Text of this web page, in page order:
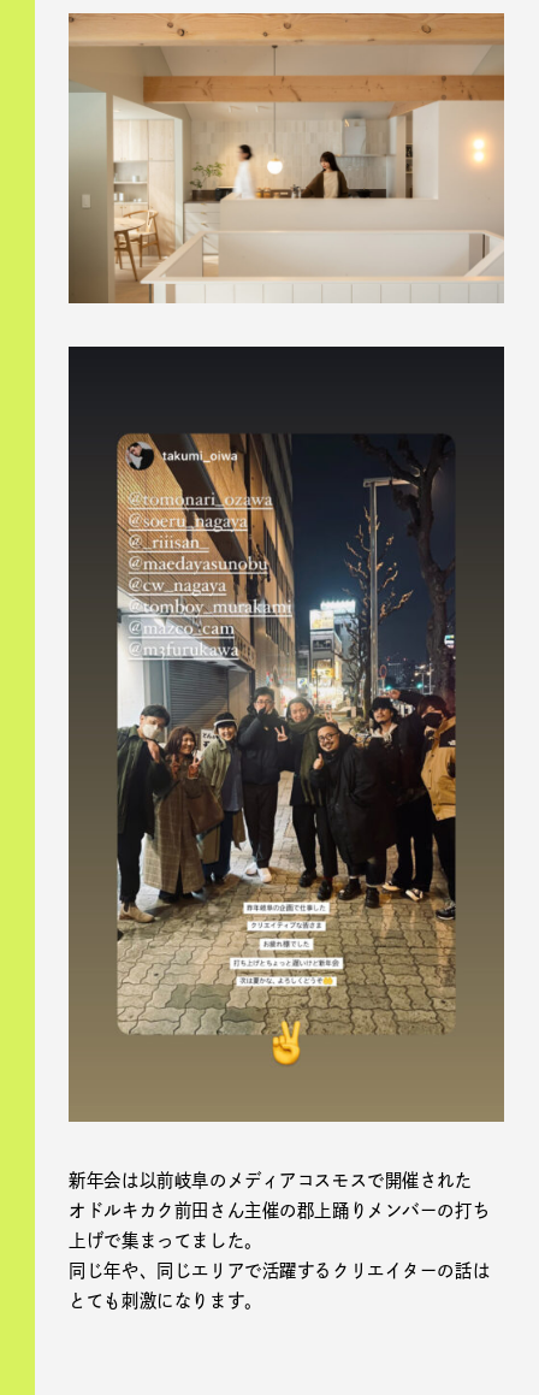
新年会は以前岐阜のメディアコスモスで開催された
オドルキカク前田さん主催の郡上踊りメンバーの打ち
上げで集まってました。
同じ年や、同じエリアで活躍するクリエイターの話は
とても刺激になります。